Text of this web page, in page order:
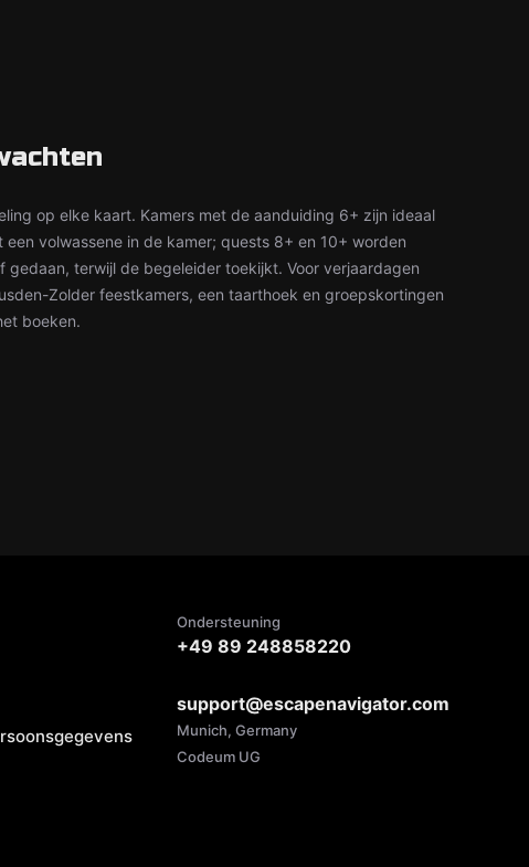
op elke kaart. Kamers met de aanduiding 6+ zijn ideaal
volwassene in de kamer; quests 8+ en 10+ worden
gedaan, terwijl de begeleider toekijkt. Voor verjaardagen
Zolder feestkamers, een taarthoek en groepskortingen
boeken.
Ondersteuning
+49 89 248858220
support@escapenavigator.com
Munich, Germany
Codeum UG